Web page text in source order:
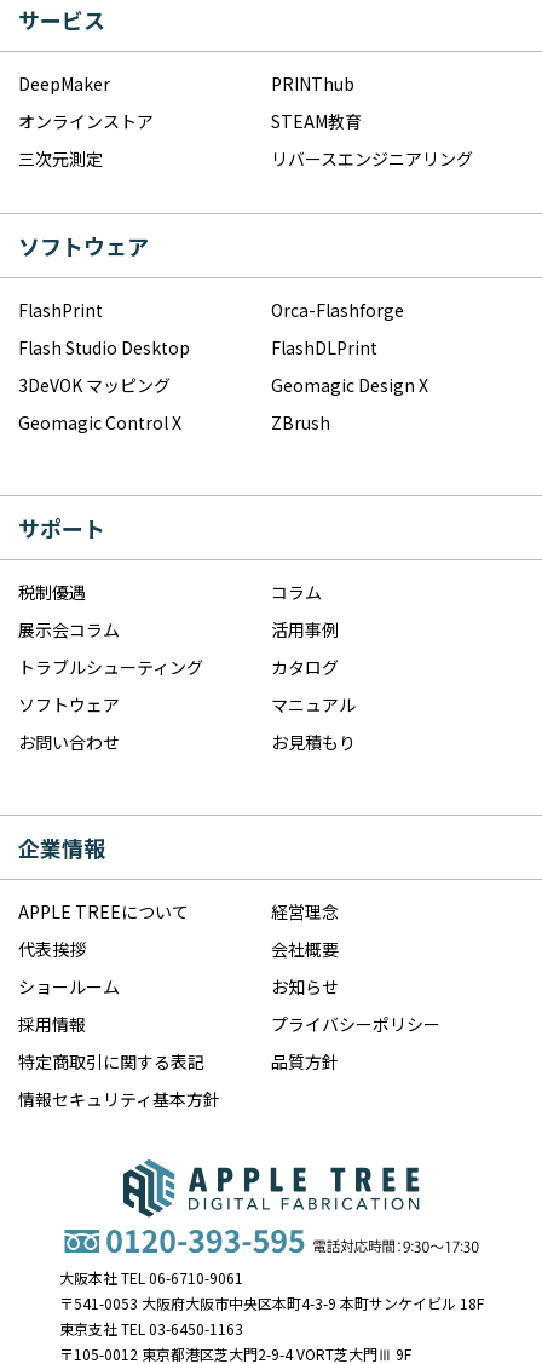
サービス
DeepMaker
PRINThub
オンラインストア
STEAM教育
三次元測定
リバースエンジニアリング
ソフトウェア
FlashPrint
Orca-Flashforge
Flash Studio Desktop
FlashDLPrint
3DeVOK マッピング
Geomagic Design X
Geomagic Control X
ZBrush
サポート
税制優遇
コラム
展示会コラム
活用事例
トラブルシューティング
カタログ
ソフトウェア
マニュアル
お問い合わせ
お見積もり
企業情報
APPLE TREEについて
経営理念
代表挨拶
会社概要
ショールーム
お知らせ
採用情報
プライバシーポリシー
特定商取引に関する表記
品質方針
情報セキュリティ基本方針
大阪本社 TEL 06-6710-9061
〒541-0053 大阪府大阪市中央区本町4-3-9 本町サンケイビル 18F
東京支社 TEL 03-6450-1163
〒105-0012 東京都港区芝大門2-9-4 VORT芝大門Ⅲ 9F